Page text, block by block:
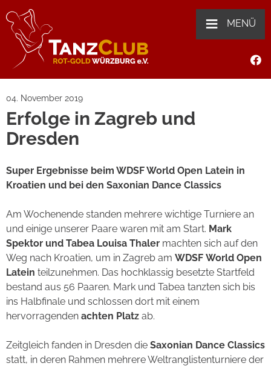
≡ MENÜ
04. November 2019
Erfolge in Zagreb und
Dresden
Super Ergebnisse beim WDSF World Open Latein in
Kroatien und bei den Saxonian Dance Classics
Am Wochenende standen mehrere wichtige Turniere an
und einige unserer Paare waren mit am Start. Mark
Spektor und Tabea Louisa Thaler machten sich auf den
Weg nach Kroatien, um in Zagreb am WDSF World Open
Latein teilzunehmen. Das hochklassig besetzte Startfeld
bestand aus 56 Paaren. Mark und Tabea tanzten sich bis
ins Halbfinale und schlossen dort mit einem
hervorragenden achten Platz ab.
Zeitgleich fanden in Dresden die Saxonian Dance Classics
statt, in deren Rahmen mehrere Weltranglistenturniere der